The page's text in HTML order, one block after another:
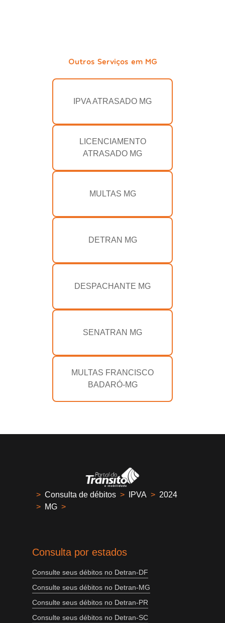
Outros Serviços em MG
IPVA ATRASADO MG
LICENCIAMENTO
ATRASADO MG
MULTAS MG
DETRAN MG
DESPACHANTE MG
SENATRAN MG
MULTAS FRANCISCO
BADARÓ-MG
> Consulta de débitos > IPVA > 2024
> MG >
Consulta por estados
Consulte seus débitos no Detran-DF
Consulte seus débitos no Detran-MG
Consulte seus débitos no Detran-PR
Consulte seus débitos no Detran-SC